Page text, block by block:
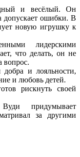
и весёлый. Он
допускает ошибки. В
новую игрушку к
лидерскими
что делать, он не
вопрос.
и лояльности,
и любовь детей.
рискнуть своей
придумывает
за другими